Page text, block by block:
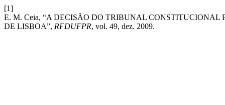
[1]
E. M. Ceia, “A DECISÃO DO TRIBUNAL
DE LISBOA”, RFDUFPR, vol. 49, dez. 2009.